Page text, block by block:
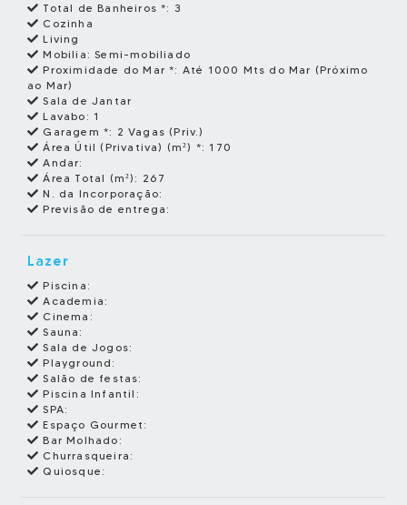
Total de Banheiros *: 3
Cozinha
Living
Mobilia:Semi-mobiliado
Proximidade do Mar *: Até 1000 Mts do Mar (Próximo
ao Mar)
Sala de Jantar
Lavabo: 1
Garagem *: 2 Vagas (Priv.)
Área Útil (Privativa) (m²) *: 170
Andar:
Área Total (m²): 267
N. da Incorporação:
Previsão de entrega:
Lazer
Piscina:
Academia:
Cinema:
Sauna:
Sala de Jogos:
Playground:
Salão de festas:
Piscina Infantil:
SPA:
Espaço Gourmet:
Bar Molhado:
Churrasqueira:
Quiosque: